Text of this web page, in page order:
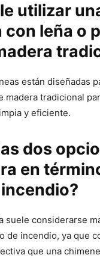
utilizar
con leña o
están diseñadas
madera tradicional
y eficiente.
dos
en
suele considerarse
de incendio, ya que
que una